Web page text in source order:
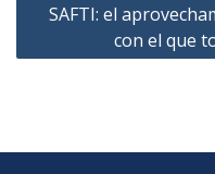
entradas
SAFTI: el
con el que